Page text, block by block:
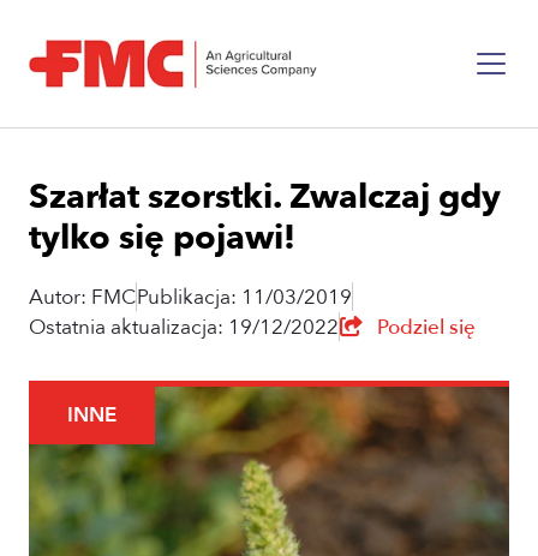
Szarłat szorstki. Zwalczaj gdy
tylko się pojawi!
Autor: FMCPublikacja: 11/03/2019
Ostatnia aktualizacja: 19/12/2022
Podziel się
INNE